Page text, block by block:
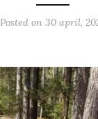
Posted on 30 april,